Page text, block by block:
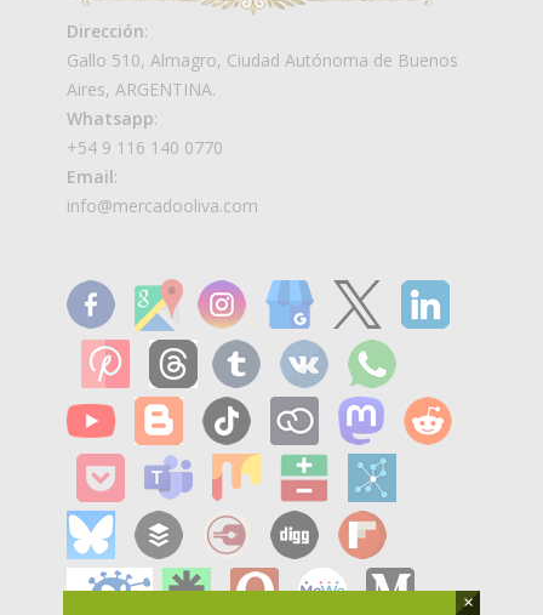
Dirección:
Gallo 510, Almagro, Ciudad Autónoma de Buenos
Aires, ARGENTINA.
Whatsapp:
+54 9 116 140 0770
Email:
info@mercadooliva.com
×